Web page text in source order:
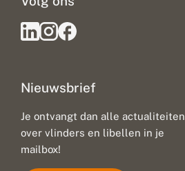
Nieuwsbrief
Je ontvangt dan alle actualiteiten
over vlinders en libellen in je
mailbox!